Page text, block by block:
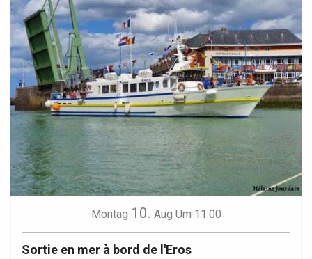
Montag 10. Aug Um 11:00
Sortie en mer à bord de l'Eros